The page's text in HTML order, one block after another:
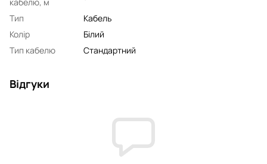
Тип
Кабель
Колір
Білий
Тип кабелю
Стандартний
Відгуки